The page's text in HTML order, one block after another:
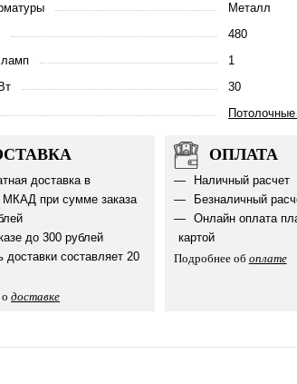
Металл
480
ламп
1
30
доставка в
МКАД при сумме заказа
до 300 рублей
доставки составляет 20
доставке
ОПЛАТА
Наличный расчет
Безналичный
Онлайн оплата
картой
Подробнее об оплате